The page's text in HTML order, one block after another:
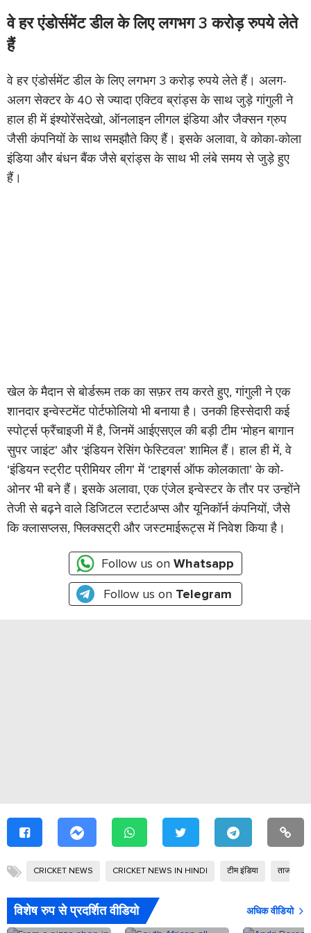
वे हर एंडोर्समेंट डील के लिए लगभग 3 करोड़ रुपये लेते
हैं
वे हर एंडोर्समेंट डील के लिए लगभग 3 करोड़ रुपये लेते हैं। अलग-
अलग सेक्टर के 40 से ज्यादा एक्टिव ब्रांड्स के साथ जुड़े गांगुली ने
हाल ही में इंश्योरेंसदेखो, ऑनलाइन लीगल इंडिया और जैक्सन ग्रुप
जैसी कंपनियों के साथ समझौते किए हैं। इसके अलावा, वे कोका-कोला
इंडिया और बंधन बैंक जैसे ब्रांड्स के साथ भी लंबे समय से जुड़े हुए
हैं।
खेल के मैदान से बोर्डरूम तक का सफ़र तय करते हुए, गांगुली ने एक
शानदार इन्वेस्टमेंट पोर्टफोलियो भी बनाया है। उनकी हिस्सेदारी कई
स्पोर्ट्स फ्रैंचाइजी में है, जिनमें आईएसएल की बड़ी टीम ‘मोहन बागान
सुपर जाइंट’ और ‘इंडियन रेसिंग फेस्टिवल’ शामिल हैं। हाल ही में, वे
‘इंडियन स्ट्रीट प्रीमियर लीग’ में ‘टाइगर्स ऑफ कोलकाता’ के को-
ओनर भी बने हैं। इसके अलावा, एक एंजेल इन्वेस्टर के तौर पर उन्होंने
तेजी से बढ़ने वाले डिजिटल स्टार्टअप्स और यूनिकॉर्न कंपनियों, जैसे
कि क्लासप्लस, फ्लिक्सट्री और जस्टमाईरूट्स में निवेश किया है।
Follow us on Whatsapp
Follow us on Telegram
CRICKET NEWS CRICKET NEWS IN HINDI टीम इंडिया ताजा
विशेष रुप से प्रदर्शित वीडियो अधिक वीडियो